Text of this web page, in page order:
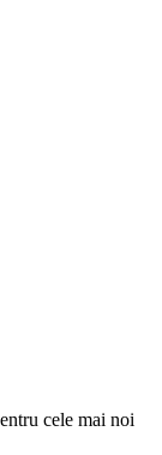
cele mai noi